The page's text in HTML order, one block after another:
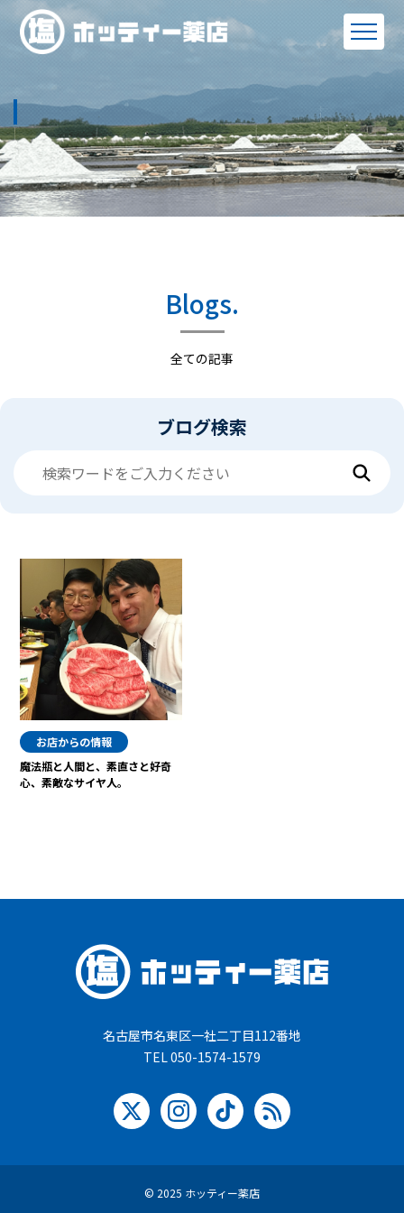
Blogs.
全ての記事
ブログ検索
お店からの情報
魔法瓶と人間と、素直さと好奇
心、素敵なサイヤ人。
名古屋市名東区一社二丁目112番地
TEL 050-1574-1579
© 2025 ホッティー薬店